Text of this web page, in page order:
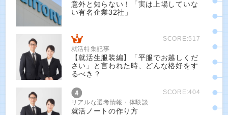
意外と知らない！「実は上場していな
い有名企業32社」
SCORE:517
就活特集記事
【就活生服装編】「平服でお越しくだ
さい」と言われた時、どんな格好をす
るべき？
SCORE:404
リアルな選考情報・体験談
就活ノートの作り方